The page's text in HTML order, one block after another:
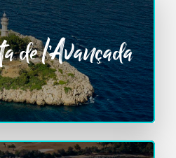
de l’Avançada